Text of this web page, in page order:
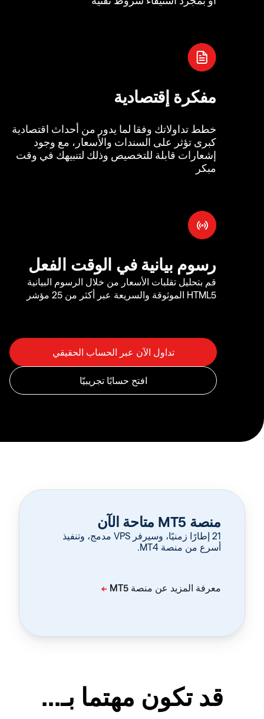
مفكرة إقتصادية
خطط تداولاتك وفقا لما يدور من أحداث اقتصادية
كبرى تؤثر على السندات والأسعار، مع وجود
إشعارات قابلة للتخصيص وذلك لتنبيهك في وقت
مبكر
رسوم بيانية في الوقت الفعل
قم بتحليل تقلبات الأسعار من خلال الرسوم البيانية
HTML5 الموثوقة والسريعة عبر أكثر من 25 مؤشر
منصة MT5 متاحة الآن
‏21 إطارًا زمنيًا، وسيرفر VPS مدمج، وتنفيذ
أسرع من منصة MT4.
قد تكون مهتما بـ...